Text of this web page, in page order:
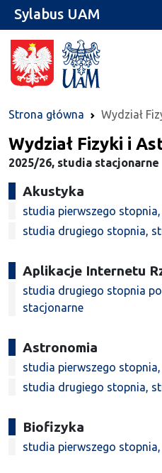
Strona główna
Wydział
Sylabus UAM
Wydział Fizyki i
2025/26, studia stacjonarne
Akustyka
studia pierwszego
studia drugiego stopnia,
Aplikacje Internetu
studia drugiego stopnia
stacjonarne
Astronomia
studia pierwszego
studia drugiego stopnia,
Biofizyka
studia pierwszego